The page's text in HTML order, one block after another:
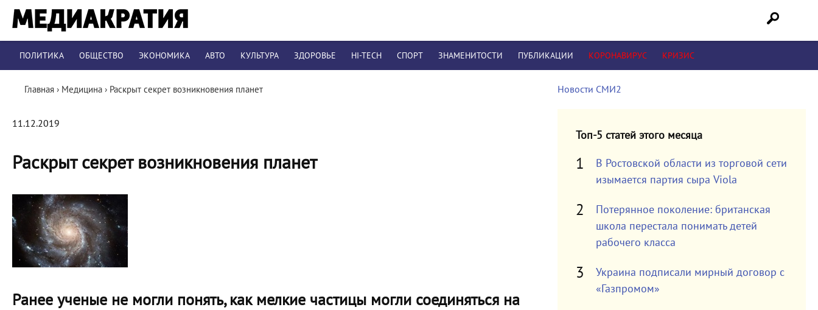
ПОЛИТИКА ОБЩЕСТВО ЭКОНОМИКА АВТО КУЛЬТУРА ЗДОРОВЬЕ HI-TECH СПОРТ ЗНАМЕНИТОСТИ ПУБЛИКАЦИИ КОРОНАВИРУС КРИЗИС
Главная › Медицина › Раскрыт секрет возникновения планет
11.12.2019
Раскрыт секрет возникновения планет
Ранее ученые не могли понять, как мелкие частицы могли соединяться на
Новости СМИ2
Топ-5 статей этого месяца
В Ростовской области из торговой сети
изымается партия сыра Viola
Потерянное поколение: британская
школа перестала понимать детей
рабочего класса
Украина подписали мирный договор с
«Газпромом»